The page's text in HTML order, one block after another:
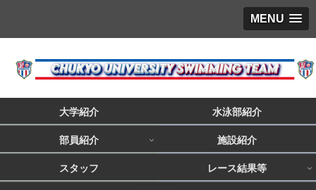
MENU
大学紹介 水泳部紹介
部員紹介 施設紹介
スタッフ レース結果等